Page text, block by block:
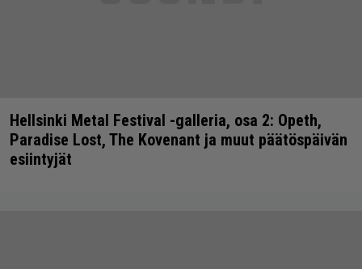
Hellsinki Metal Festival -galleria, osa 2: Opeth,
Paradise Lost, The Kovenant ja muut päätöspäivän
esiintyjät